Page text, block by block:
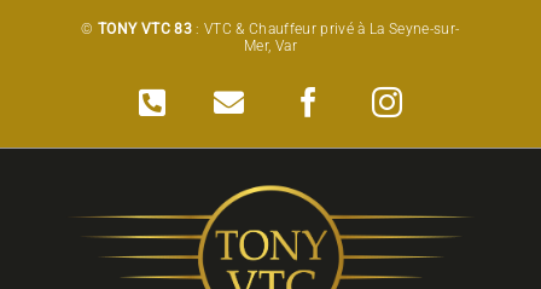
©TONY VTC 83: VTC & Chauffeur privé à La Seyne-sur-
Mer, Var
Téléphone
Email FacebookInstagram